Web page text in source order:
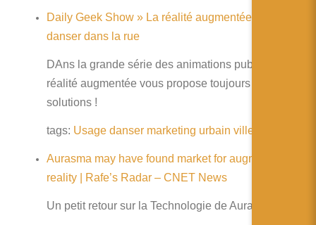
Daily Geek Show » La réalité augmentée vous fait
danser dans la rue
DAns la grande série des animations publiques, la
réalité augmentée vous propose toujours des
solutions !
tags: Usage danser marketing urbain ville
Aurasma may have found market for augmented
reality | Rafe’s Radar – CNET News
Un petit retour sur la Technologie de Aurasma